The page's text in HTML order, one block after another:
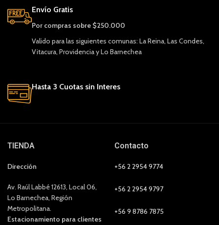
Envío Gratis
Por compras sobre $250.000
Valido para las siguientes comunas: La Reina, Las Condes,
Vitacura, Providencia y Lo Barnechea
Hasta 3 Cuotas sin Interes
TIENDA
Dirección
Av. Raúl Labbé 12613, Local 06,
Lo Barnechea, Región
Metropolitana.
Estacionamiento para clientes
Contacto
+56 2 2954 9774
+56 2 2954 9797
+56 9 8786 7875